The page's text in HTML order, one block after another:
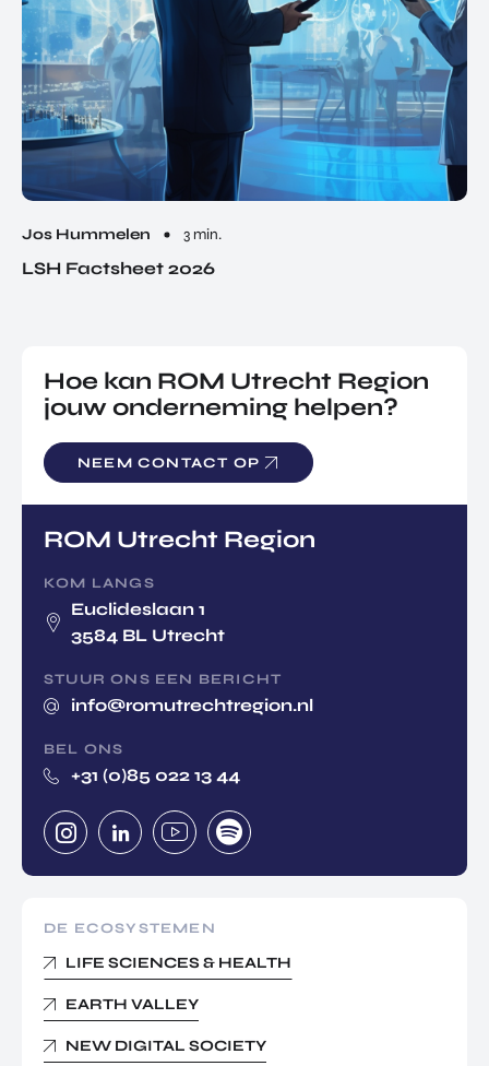
Jos Hummelen 3 min.
LSH Factsheet 2026
Hoe kan ROM Utrecht Region
jouw onderneming helpen?
NEEM CONTACT OP
ROM Utrecht Region
KOM LANGS
Euclideslaan 1
3584 BL Utrecht
STUUR ONS EEN BERICHT
info@romutrechtregion.nl
BEL ONS
+31 (0)85 022 13 44
DE ECOSYSTEMEN
LIFE SCIENCES & HEALTH
EARTH VALLEY
NEW DIGITAL SOCIETY